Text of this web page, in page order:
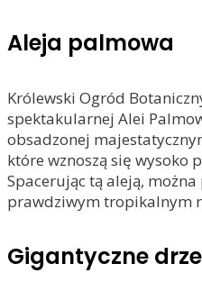
Aleja palmowa
Królewski Ogród
spektakularnej Alei
obsadzonej
które wznoszą się wysoko
Spacerując tą aleją,
prawdziwym tropikalnym
Gigantyczne